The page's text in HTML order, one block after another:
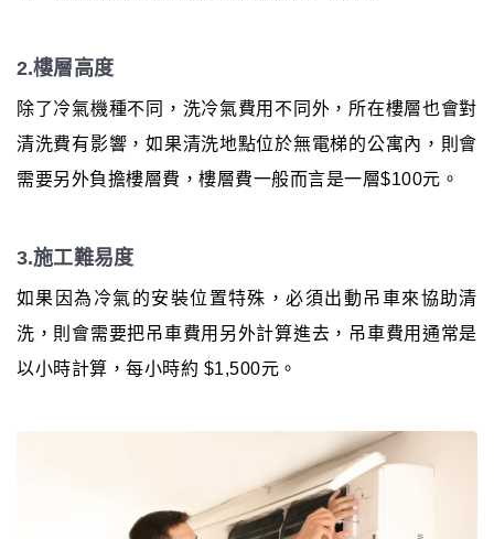
2.樓層高度
除了冷氣機種不同，洗冷氣費用不同外，所在樓層也會對
清洗費有影響，如果清洗地點位於無電梯的公寓內，則會
需要另外負擔樓層費，樓層費一般而言是一層$100元。
3.施工難易度
如果因為冷氣的安裝位置特殊，必須出動吊車來協助清
洗，則會需要把吊車費用另外計算進去，吊車費用通常是
以小時計算，每小時約 $1,500元。